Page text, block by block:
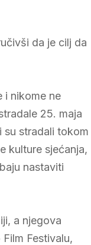
da je cilj da
i nikome ne
25. maja
su stradali tokom
kulture sjećanja,
nastaviti
a njegova
Festivalu,